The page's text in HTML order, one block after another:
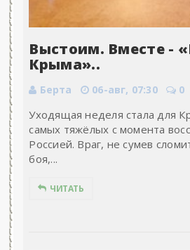
Выстоим. Вместе -
Крыма»..
Берта 06-авг, 07:30 0
Уходящая неделя стала для
самых тяжёлых с момента
Россией. Враг, не сумев
боя,...
ЧИТАТЬ